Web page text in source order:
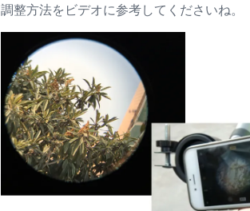
調整方法をビデオに参考してくださいね。